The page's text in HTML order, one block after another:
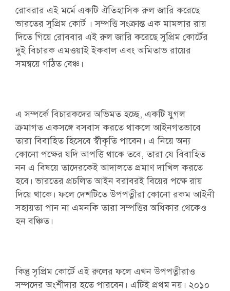
রোবরার এই মর্মে একটি ঐতিহাসিক রুল জারি করেছে
ভারতের সুপ্রিম কোর্ট । সম্পত্তি সংক্রান্ত এক মামলার রায়
দিতে গিয়ে রোববার এই রুল জারি করেছে সুপ্রিম কোর্টের
দুই বিচারক এমওয়াই ইকবাল এবং অমিতাভ রায়ের
সমন্বয়ে গঠিত বেঞ্চ।
এ সম্পর্কে বিচারকদের অভিমত হচ্ছে, একটি যুগল
ক্রমাগত একসঙ্গে বসবাস করতে থাকলে আইনগতভাবে
তারা বিবাহিত হিসেবে স্বীকৃতি পাবেন। এ নিয়ে অন্য
কোনো পক্ষের যদি আপত্তি থাকে তবে, তারা যে বিবাহিত
নন এ বিষয়ে তাদেরকেই আদালতে প্রমাণ দাখিল করতে
হবে। ভারতের প্রচলিত আইন বরাবরই বিয়ের পক্ষে রায়
দিয়ে থাকে। ফলে দেশটিতে উপপত্নীরা কোনো রকম আইনী
সহায়তা পান না এমনকি তারা সম্পত্তির অধিকার থেকেও
হন বঞ্চিত।
কিন্তু সৃপ্রিম কোর্টে এই রুলের ফলে এখন উপপত্নীরাও
সম্পদের অংশীদার হতে পারবেন। এটিই প্রথম নয়। ২০১০